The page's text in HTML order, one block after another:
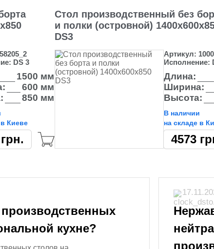
58205_2
DS 3
1500 мм
600 мм
850 мм
Киеве
грн.
Стол производственный без
и полки (островной)
DS3
Артикул:
Исполнение:
Длина:
Ширина:
Высота:
В наличии
на складе в
4573
кухне?